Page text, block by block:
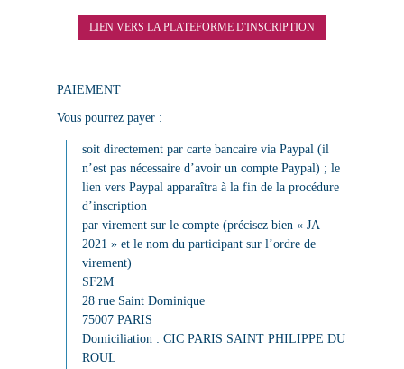
LIEN VERS LA PLATEFORME D'INSCRIPTION
PAIEMENT
Vous pourrez payer :
soit directement par carte bancaire via Paypal (il
n’est pas nécessaire d’avoir un compte Paypal) ; le
lien vers Paypal apparaîtra à la fin de la procédure
d’inscription
par virement sur le compte (précisez bien « JA
2021 » et le nom du participant sur l’ordre de
virement)
SF2M
28 rue Saint Dominique
75007 PARIS
Domiciliation : CIC PARIS SAINT PHILIPPE DU
ROUL